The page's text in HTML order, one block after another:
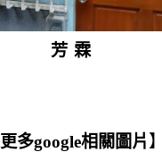
芳霖
更多google相關圖片 】